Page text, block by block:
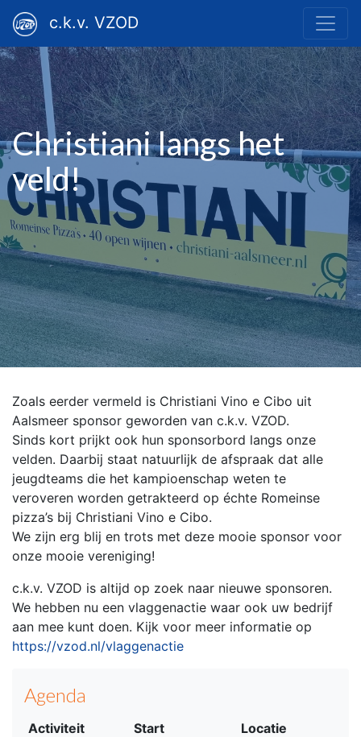
c.k.v. VZOD
Christiani langs het
veld!
Zoals eerder vermeld is Christiani Vino e Cibo uit
Aalsmeer sponsor geworden van c.k.v. VZOD.
Sinds kort prijkt ook hun sponsorbord langs onze
velden. Daarbij staat natuurlijk de afspraak dat alle
jeugdteams die het kampioenschap weten te
veroveren worden getrakteerd op échte Romeinse
pizza’s bij Christiani Vino e Cibo.
We zijn erg blij en trots met deze mooie sponsor voor
onze mooie vereniging!
c.k.v. VZOD is altijd op zoek naar nieuwe sponsoren.
We hebben nu een vlaggenactie waar ook uw bedrijf
aan mee kunt doen. Kijk voor meer informatie op
https://vzod.nl/vlaggenactie
Agenda
Activiteit Start
Locatie